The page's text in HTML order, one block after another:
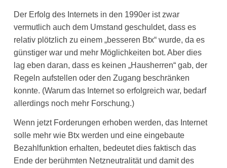
Der Erfolg des Internets in den 1990er ist zwar
vermutlich auch dem Umstand geschuldet, dass es
relativ plötzlich zu einem „besseren Btx“ wurde, da es
günstiger war und mehr Möglichkeiten bot. Aber dies
lag eben daran, dass es keinen „Hausherren“ gab, der
Regeln aufstellen oder den Zugang beschränken
konnte. (Warum das Internet so erfolgreich war, bedarf
allerdings noch mehr Forschung.)
Wenn jetzt Forderungen erhoben werden, das Internet
solle mehr wie Btx werden und eine eingebaute
Bezahlfunktion erhalten, bedeutet dies faktisch das
Ende der berühmten Netzneutralität und damit des